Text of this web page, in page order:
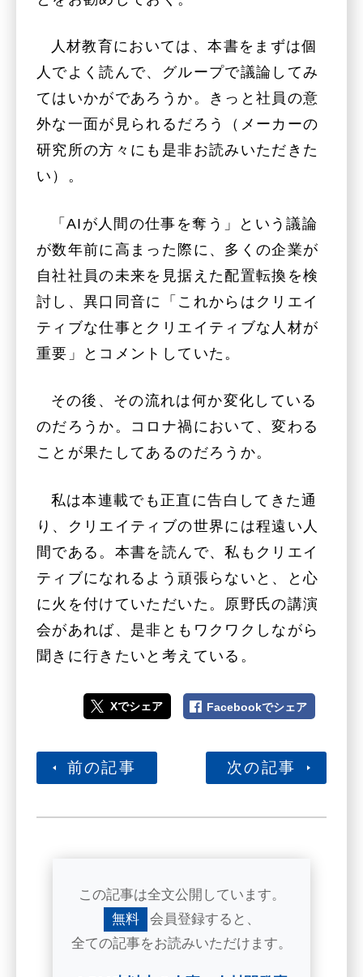
人材教育においては、本書をまずは個
人でよく読んで、グループで議論してみ
てはいかがであろうか。きっと社員の意
外な一面が見られるだろう（メーカーの
研究所の方々にも是非お読みいただきた
い）。
「AIが人間の仕事を奪う」という議論
が数年前に高まった際に、多くの企業が
自社社員の未来を見据えた配置転換を検
討し、異口同音に「これからはクリエイ
ティブな仕事とクリエイティブな人材が
重要」とコメントしていた。
その後、その流れは何か変化している
のだろうか。コロナ禍において、変わる
ことが果たしてあるのだろうか。
私は本連載でも正直に告白してきた通
り、クリエイティブの世界には程遠い人
間である。本書を読んで、私もクリエイ
ティブになれるよう頑張らないと、と心
に火を付けていただいた。原野氏の講演
会があれば、是非ともワクワクしながら
聞きに行きたいと考えている。
Xでシェア Facebookでシェア
前の記事 次の記事
この記事は全文公開しています。
無料
会員登録すると、
全ての記事をお読みいただけます。